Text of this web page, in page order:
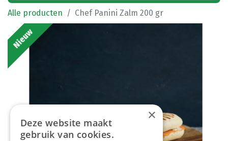
Alle producten Chef Panini Zalm 200 gr
Nieuw
×
Deze website maakt
gebruik van cookies.